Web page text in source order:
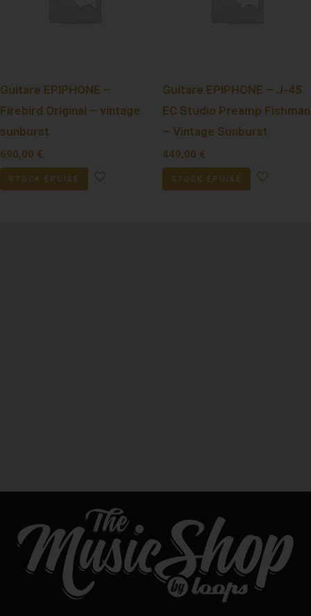
Guitare EPIPHONE –
Firebird Original – vintage
sunburst
690,00 €
STOCK ÉPUISÉ
Guitare EPIPHONE – J-45
EC Studio Preamp Fishman
– Vintage Sunburst
449,00 €
STOCK ÉPUISÉ